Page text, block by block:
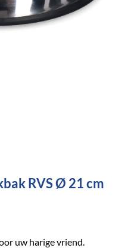
RVS Ø 21 cm
uw harige vriend.